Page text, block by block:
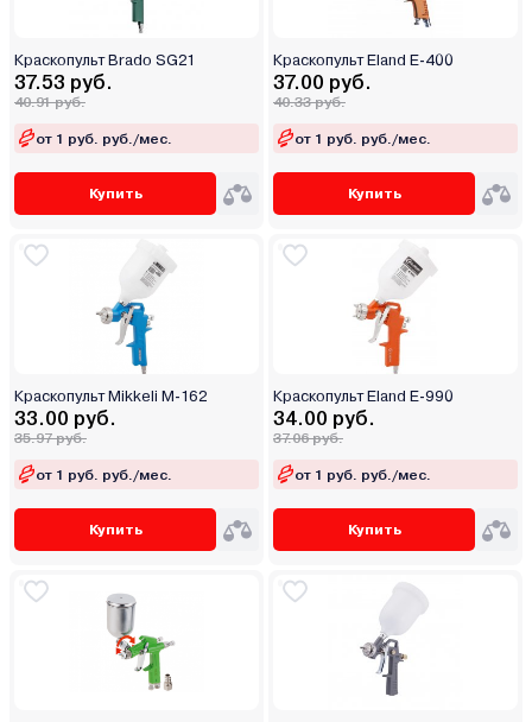
Краскопульт Brado SG21
37.53 руб.
40.91 руб.
от 1 руб. руб./мес.
Купить
Краскопульт Eland E-400
37.00 руб.
40.33 руб.
от 1 руб. руб./мес.
Купить
Краскопульт Mikkeli M-162
33.00 руб.
35.97 руб.
от 1 руб. руб./мес.
Купить
Краскопульт Eland E-990
34.00 руб.
37.06 руб.
от 1 руб. руб./мес.
Купить